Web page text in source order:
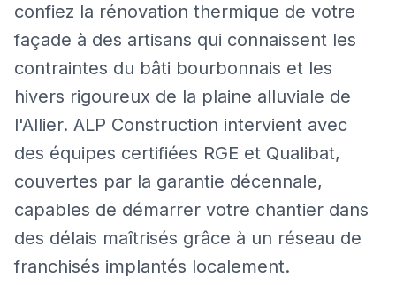
confiez la rénovation thermique de votre
façade à des artisans qui connaissent les
contraintes du bâti bourbonnais et les
hivers rigoureux de la plaine alluviale de
l'Allier. ALP Construction intervient avec
des équipes certifiées RGE et Qualibat,
couvertes par la garantie décennale,
capables de démarrer votre chantier dans
des délais maîtrisés grâce à un réseau de
franchisés implantés localement.